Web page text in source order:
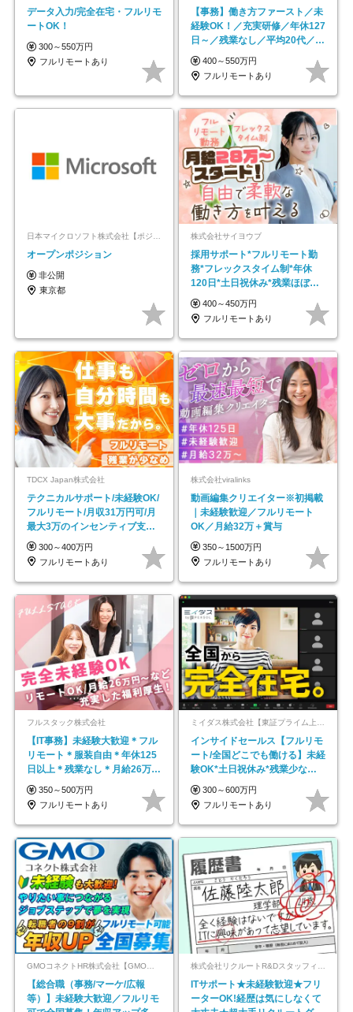
データ入力/完全在宅・フルリモ
ートOK！
300～550万円
フルリモートあり
【事務】働き方ファースト／未
経験OK！／充実研修／年休127
日～／残業なし／平均20代／リ
モートOK
400～550万円
フルリモートあり
日本マイクロソフト株式会社【ポジションマッチ登録】
オープンポジション
非公開
東京都
株式会社サイヨウブ
採用サポート*フルリモート勤
務*フレックスタイム制*年休
120日*土日祝休み*残業ほぼな
し*育児中社員8割以上
400～450万円
フルリモートあり
TDCX Japan株式会社
テクニカルサポート/未経験OK/
フルリモート/月収31万円可/月
最大3万のインセンティブ支給/
平均年齢33歳
300～400万円
フルリモートあり
株式会社viralinks
動画編集クリエイター※初掲載
｜未経験歓迎／フルリモート
OK／月給32万＋賞与
350～1500万円
フルリモートあり
フルスタック株式会社
【IT事務】未経験大歓迎＊フル
リモート＊服装自由＊年休125
日以上＊残業なし＊月給26万円
以上
350～500万円
フルリモートあり
ミイダス株式会社【東証プライム上場パーソルグループ】
インサイドセールス【フルリモ
ート/全国どこでも働ける】未経
験OK*土日祝休み*残業少なめ*
在宅勤務手当あり
300～600万円
フルリモートあり
GMOコネクトHR株式会社【GMOインターネットグループ】
【総合職（事務/マーケ/広報
等）】未経験大歓迎／フルリモ
ITサポート★未経験歓迎★フリ
ーターOK!経歴は気にしなくて